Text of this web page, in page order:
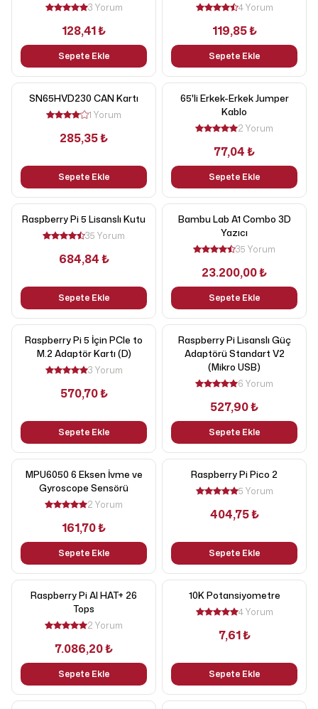
3 Yorum
128,41 ₺
Sepete Ekle
4 Yorum
119,85 ₺
Sepete Ekle
SN65HVD230 CAN Kartı
1 Yorum
285,35 ₺
Sepete Ekle
65'li Erkek-Erkek Jumper
Kablo
2 Yorum
77,04 ₺
Sepete Ekle
Raspberry Pi 5 Lisanslı Kutu
35 Yorum
684,84 ₺
Sepete Ekle
Bambu Lab A1 Combo 3D
Yazıcı
35 Yorum
23.200,00 ₺
Sepete Ekle
Raspberry Pi 5 İçin PCIe to
M.2 Adaptör Kartı (D)
3 Yorum
570,70 ₺
Sepete Ekle
Raspberry Pi Lisanslı Güç
Adaptörü Standart V2
(Mikro USB)
6 Yorum
527,90 ₺
Sepete Ekle
MPU6050 6 Eksen İvme ve
Gyroscope Sensörü
2 Yorum
161,70 ₺
Sepete Ekle
Raspberry Pi Pico 2
5 Yorum
404,75 ₺
Sepete Ekle
Raspberry Pi AI HAT+ 26
Tops
2 Yorum
7.086,20 ₺
Sepete Ekle
10K Potansiyometre
4 Yorum
7,61 ₺
Sepete Ekle